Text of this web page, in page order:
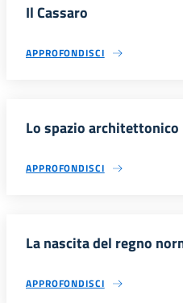
Il Cassaro
APPROFONDISCI
Lo spazio architettonico
APPROFONDISCI
La nascita del regno
APPROFONDISCI